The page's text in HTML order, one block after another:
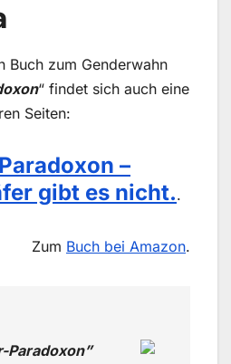
Buch zum Genderwahn
“ findet sich auch eine
Seiten:
–
gibt es nicht..
Zum Buch bei Amazon.
Paradoxon”